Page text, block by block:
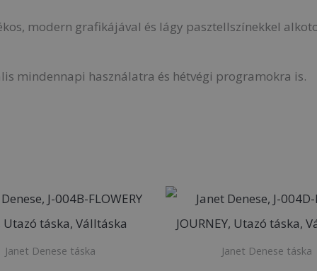
modern grafikájával és lágy pasztellszínekkel
mindennapi használatra és hétvégi programokra is.
Janet Denese táska Janet Denese táska